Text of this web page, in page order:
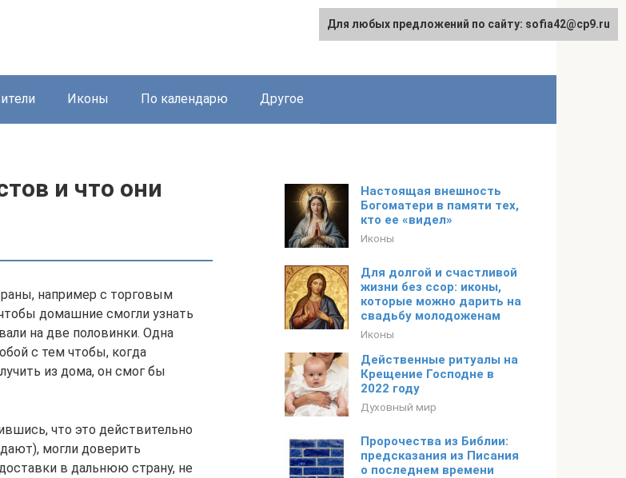
Иконы По календарю Другое
и что они
например с торговым
домашние cмогли узнать
на две половинки. Одна
с тем чтобы, когда
из дома, он смог бы
что это действительно
могли доверить
в дальнюю страну, не
Настоящая внешность
Богоматери в памяти тех,
кто ее «видел»
Иконы
Для долгой и счастливой
жизни без ссор: иконы,
которые можно дарить на
свадьбу молодоженам
Иконы
Действенные ритуалы на
Крещение Господне в
2022 году
Духовный мир
Пророчества из Библии:
предсказания из Писания
о последнем времени
Для любых предложений по сайту: sofia42@cp9.ru